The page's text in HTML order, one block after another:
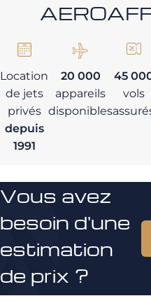
Location
de jets
privés
depuis
1991
20 000
appareils
disponibles
45
vols
Vous avez
besoin d'une
estimation
de prix ?